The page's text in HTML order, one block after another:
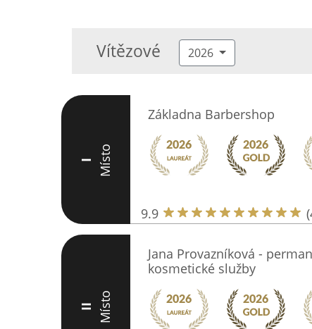
Vítězové 2026
I Místo
Základna Barbershop
9.9
II Místo
Jana Provazníková -
kosmetické služby